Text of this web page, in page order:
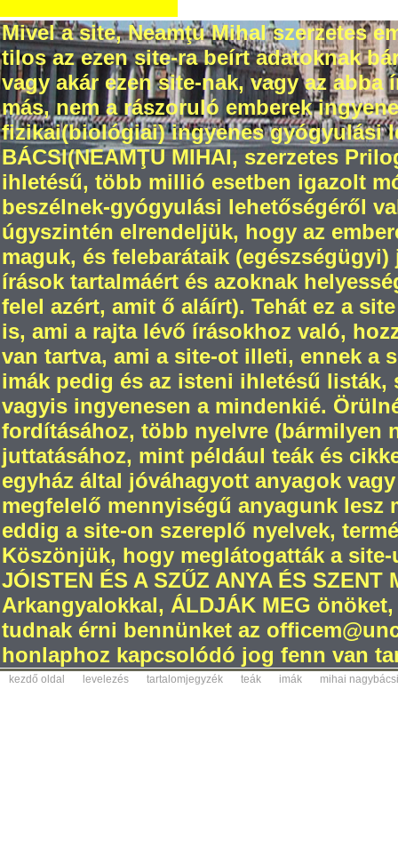
Mivel a site, Neamţu Mihal szerzetes
tilos az ezen site-ra beírt adatoknak
vagy akár ezen site-nak, vagy az
más, nem a rászoruló emberek
fizikai(biológiai) ingyenes gyógyulási
BÁCSI(NEAMŢU MIHAI, szerzetes
ihletésű, több millió esetben igazolt
beszélnek-gyógyulási lehetőségéről
úgyszintén elrendeljük, hogy az
maguk, és felebarátaik
írások tartalmáért és azoknak
felel azért, amit ő aláírt). Tehát ez a
is, ami a rajta lévő írásokhoz való,
van tartva, ami a site-ot illeti, ennek a
imák pedig és az isteni ihletésű
vagyis ingyenesen a mindenkié.
fordításához, több nyelvre (bármilyen
juttatásához, mint például teák és
egyház által jóváhagyott anyagok
megfelelő mennyiségű anyagunk lesz
eddig a site-on szereplő nyelvek,
Köszönjük, hogy meglátogatták a
JÓISTEN ÉS A SZŰZ ANYA ÉS
Arkangyalokkal, ÁLDJÁK MEG
tudnak érni bennünket az
honlaphoz kapcsolódó jog fenn van
kezdő oldal levelezés tartalomjegyzék teák imák mihai nagybácsi